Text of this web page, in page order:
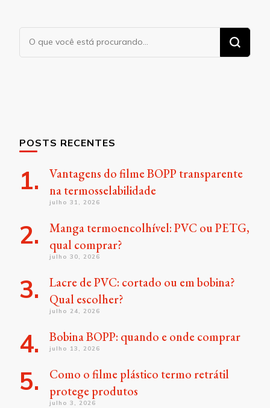
Procurando
algo?
POSTS RECENTES
Vantagens do filme BOPP transparente
na termosselabilidade
julho 31, 2026
Manga termoencolhível: PVC ou PETG,
qual comprar?
julho 30, 2026
Lacre de PVC: cortado ou em bobina?
Qual escolher?
julho 24, 2026
Bobina BOPP: quando e onde comprar
julho 13, 2026
Como o filme plástico termo retrátil
protege produtos
julho 3, 2026